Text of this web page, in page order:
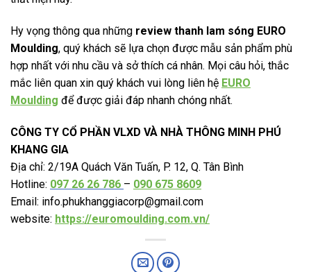
Hy vọng thông qua những review thanh lam sóng EURO
Moulding, quý khách sẽ lựa chọn được mẫu sản phẩm phù
hợp nhất với nhu cầu và sở thích cá nhân. Mọi câu hỏi, thắc
mắc liên quan xin quý khách vui lòng liên hệ EURO
Moulding để được giải đáp nhanh chóng nhất.
CÔNG TY CỔ PHẦN VLXD VÀ NHÀ THÔNG MINH PHÚ
KHANG GIA
Địa chỉ: 2/19A Quách Văn Tuấn, P. 12, Q. Tân Bình
Hotline: 097 26 26 786 – 090 675 8609
Email: info.phukhanggiacorp@gmail.com
website: https://euromoulding.com.vn/